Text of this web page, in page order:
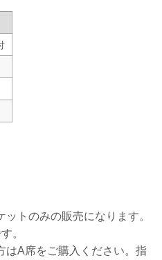
トのみの販売になります。
。
A席をご購入ください。指